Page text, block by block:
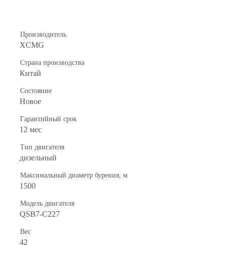
Производитель
XCMG
Страна производства
Китай
Состояние
Новое
Гарантийный срок
12 мес
Тип двигателя
дизельный
Максимальный диаметр бурения, м
1500
Модель двигателя
QSB7-C227
Вес
42